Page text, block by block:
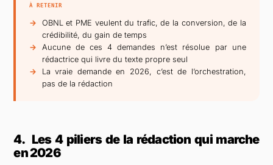
À RETENIR
OBNL et PME veulent du trafic, de la conversion, de la
crédibilité, du gain de temps
Aucune de ces 4 demandes n’est résolue par une
rédactrice qui livre du texte propre seul
La vraie demande en 2026, c’est de l’orchestration,
pas de la rédaction
4. Les 4 piliers de la rédaction qui marche
en 2026